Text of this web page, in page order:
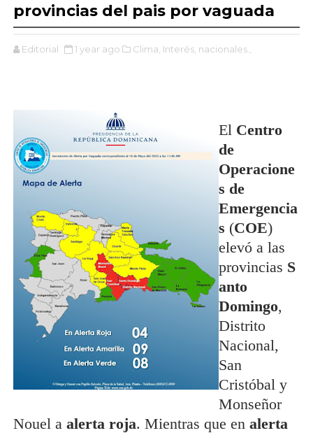
provincias del pais por vaguada
Editorial 1 year ago Clima, Interés, nacionales.,
El Centro
de
Operacione
s de
Emergencia
s (COE)
elevó a las
provincias S
anto
Domingo,
Distrito
Nacional,
San
Cristóbal y
Monseñor
Nouel a alerta roja. Mientras que en alerta